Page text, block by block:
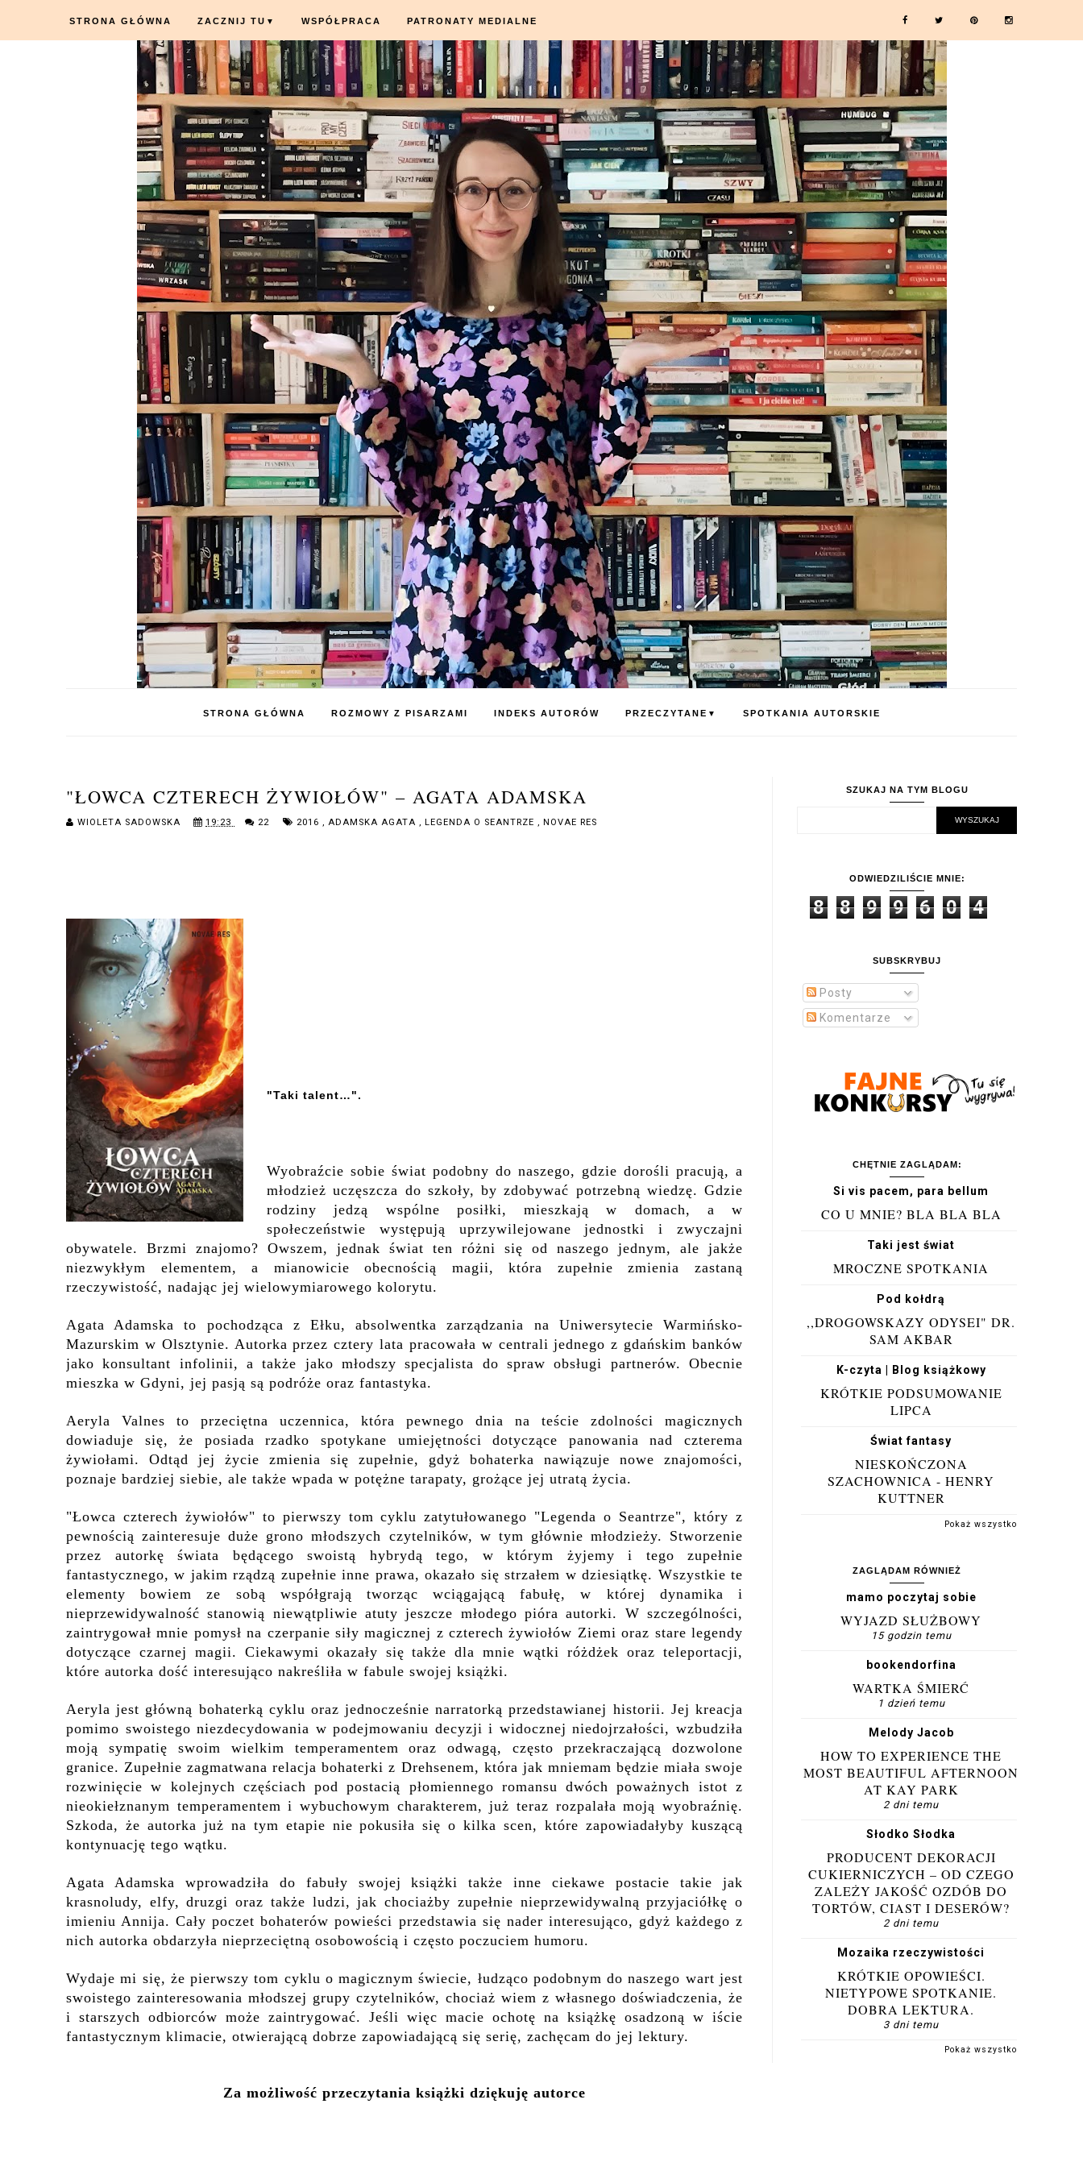
STRONA GŁÓWNA ZACZNIJ TU ▼ WSPÓŁPRACA PATRONATY MEDIALNE
STRONA GŁÓWNA ROZMOWY Z PISARZAMI INDEKS AUTORÓW PRZECZYTANE ▼ SPOTKANIA AUTORSKIE
"ŁOWCA CZTERECH ŻYWIOŁÓW" – AGATA ADAMSKA
WIOLETA SADOWSKA 19:23 22 2016 , ADAMSKA AGATA , LEGENDA O SEANTRZE , NOVAE RES
"Taki talent…".
Wyobraźcie sobie świat podobny do naszego, gdzie dorośli pracują, a
młodzież uczęszcza do szkoły, by zdobywać potrzebną wiedzę. Gdzie
rodziny jedzą wspólne posiłki, mieszkają w domach, a w
społeczeństwie występują uprzywilejowane jednostki i zwyczajni
obywatele. Brzmi znajomo? Owszem, jednak świat ten różni się od naszego jednym, ale jakże
niezwykłym elementem, a mianowicie obecnością magii, która zupełnie zmienia zastaną
rzeczywistość, nadając jej wielowymiarowego kolorytu.
Agata Adamska to pochodząca z Ełku, absolwentka zarządzania na Uniwersytecie Warmińsko-
Mazurskim w Olsztynie. Autorka przez cztery lata pracowała w centrali jednego z gdańskim banków
jako konsultant infolinii, a także jako młodszy specjalista do spraw obsługi partnerów. Obecnie
mieszka w Gdyni, jej pasją są podróże oraz fantastyka.
Aeryla Valnes to przeciętna uczennica, która pewnego dnia na teście zdolności magicznych
dowiaduje się, że posiada rzadko spotykane umiejętności dotyczące panowania nad czterema
żywiołami. Odtąd jej życie zmienia się zupełnie, gdyż bohaterka nawiązuje nowe znajomości,
poznaje bardziej siebie, ale także wpada w potężne tarapaty, grożące jej utratą życia.
"Łowca czterech żywiołów" to pierwszy tom cyklu zatytułowanego "Legenda o Seantrze", który z
pewnością zainteresuje duże grono młodszych czytelników, w tym głównie młodzieży. Stworzenie
przez autorkę świata będącego swoistą hybrydą tego, w którym żyjemy i tego zupełnie
fantastycznego, w jakim rządzą zupełnie inne prawa, okazało się strzałem w dziesiątkę. Wszystkie te
elementy bowiem ze sobą współgrają tworząc wciągającą fabułę, w której dynamika i
nieprzewidywalność stanowią niewątpliwie atuty jeszcze młodego pióra autorki. W szczególności,
zaintrygował mnie pomysł na czerpanie siły magicznej z czterech żywiołów Ziemi oraz stare legendy
dotyczące czarnej magii. Ciekawymi okazały się także dla mnie wątki różdżek oraz teleportacji,
które autorka dość interesująco nakreśliła w fabule swojej książki.
Aeryla jest główną bohaterką cyklu oraz jednocześnie narratorką przedstawianej historii. Jej kreacja
pomimo swoistego niezdecydowania w podejmowaniu decyzji i widocznej niedojrzałości, wzbudziła
moją sympatię swoim wielkim temperamentem oraz odwagą, często przekraczającą dozwolone
granice. Zupełnie zagmatwana relacja bohaterki z Drehsenem, która jak mniemam będzie miała swoje
rozwinięcie w kolejnych częściach pod postacią płomiennego romansu dwóch poważnych istot z
nieokiełznanym temperamentem i wybuchowym charakterem, już teraz rozpalała moją wyobraźnię.
Szkoda, że autorka już na tym etapie nie pokusiła się o kilka scen, które zapowiadałyby kuszącą
kontynuację tego wątku.
Agata Adamska wprowadziła do fabuły swojej książki także inne ciekawe postacie takie jak
krasnoludy, elfy, druzgi oraz także ludzi, jak chociażby zupełnie nieprzewidywalną przyjaciółkę o
imieniu Annija. Cały poczet bohaterów powieści przedstawia się nader interesująco, gdyż każdego z
nich autorka obdarzyła nieprzeciętną osobowością i często poczuciem humoru.
Wydaje mi się, że pierwszy tom cyklu o magicznym świecie, łudząco podobnym do naszego wart jest
swoistego zainteresowania młodszej grupy czytelników, chociaż wiem z własnego doświadczenia, że
i starszych odbiorców może zaintrygować. Jeśli więc macie ochotę na książkę osadzoną w iście
fantastycznym klimacie, otwierającą dobrze zapowiadającą się serię, zachęcam do jej lektury.
Za możliwość przeczytania książki dziękuję autorce
SZUKAJ NA TYM BLOGU
ODWIEDZILIŚCIE MNIE:
8 8 9 9 6 0 4
SUBSKRYBUJ
Posty
Komentarze
CHĘTNIE ZAGLĄDAM:
Si vis pacem, para bellum
CO U MNIE? BLA BLA BLA
Taki jest świat
MROCZNE SPOTKANIA
Pod kołdrą
,,DROGOWSKAZY ODYSEI" DR.
SAM AKBAR
K-czyta | Blog książkowy
KRÓTKIE PODSUMOWANIE
LIPCA
Świat fantasy
NIESKOŃCZONA
SZACHOWNICA - HENRY
KUTTNER
Pokaż wszystko
ZAGLĄDAM RÓWNIEŻ
mamo poczytaj sobie
WYJAZD SŁUŻBOWY
15 godzin temu
bookendorfina
WARTKA ŚMIERĆ
1 dzień temu
Melody Jacob
HOW TO EXPERIENCE THE
MOST BEAUTIFUL AFTERNOON
AT KAY PARK
2 dni temu
Słodko Słodka
PRODUCENT DEKORACJI
CUKIERNICZYCH – OD CZEGO
ZALEŻY JAKOŚĆ OZDÓB DO
TORTÓW, CIAST I DESERÓW?
2 dni temu
Mozaika rzeczywistości
KRÓTKIE OPOWIEŚCI.
NIETYPOWE SPOTKANIE.
DOBRA LEKTURA.
3 dni temu
Pokaż wszystko